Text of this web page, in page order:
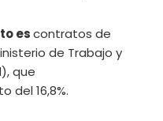
escontratos de
de Trabajo y
que
del 16,8%.